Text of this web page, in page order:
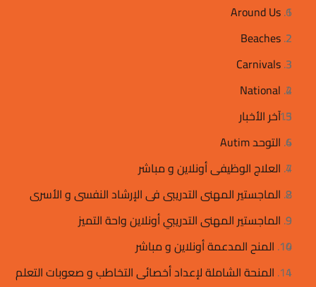
Around Us 6
Beaches 2
Carnivals 3
National 2
آخر الأخبار13
التوحد Autim 4
العلاج الوظيفى أونلاين و مباشر 4
الماجستير المهنى التدريبى فى الإرشاد النفسى و الأسرى 2
الماجستير المهنى التدريبي أونلاين واحة التميز 9
المنح المدعمة أونلاين و مباشر 14
المنحة الشاملة لإعداد أخصائى التخاطب و صعوبات التعلم
4